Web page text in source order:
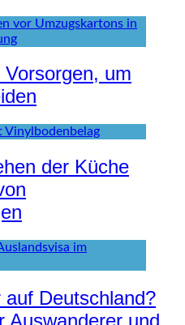
um
der Küche
Deutschland?
Auswanderer und